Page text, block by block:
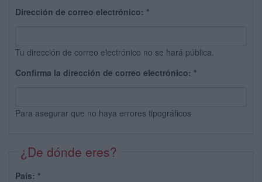
Dirección de correo electrónico: *
Tu dirección de correo electrónico no se hará pública.
Confirma la dirección de correo electrónico: *
Para asegurar que no haya errores tipográficos
¿De dónde eres?
País: *